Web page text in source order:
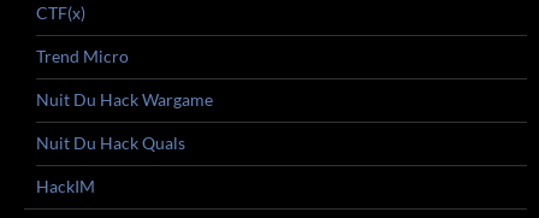
CTF(x)
Trend Micro
Nuit Du Hack Wargame
Nuit Du Hack Quals
HackIM